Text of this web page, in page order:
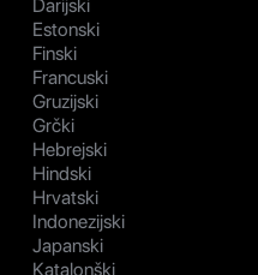
Darijski
Estonski
Finski
Francuski
Gruzijski
Grčki
Hebrejski
Hindski
Hrvatski
Indonezijski
Japanski
Katalonški